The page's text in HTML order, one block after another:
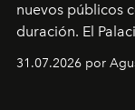
nuevos públicos
duración. El
son algunos de
miniobras. Sus
31.07.2026 por